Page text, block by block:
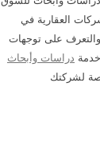
العقارية في
والتعرف على توجهات
دراسات وأبحاث
لشركتك